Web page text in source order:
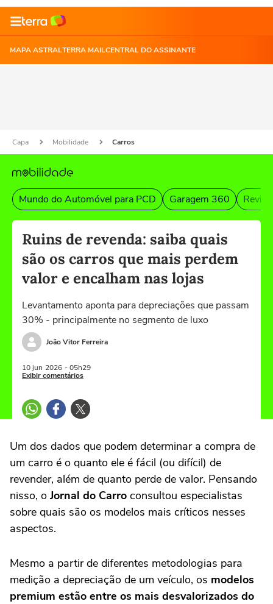
MAPA ASTRALTERRA MAILCENTRAL DO ASSINANTE
Capa Mobilidade Carros
Mundo do Automóvel para PCD Garagem 360
Ruins de revenda: saiba quais
são os carros que mais perdem
valor e encalham nas lojas
Levantamento aponta para depreciações que passam
30% - principalmente no segmento de luxo
João Vitor Ferreira
10 jun 2026 - 05h29
Exibir comentários
Um dos dados que podem determinar a compra de
um carro é o quanto ele é fácil (ou difícil) de
revender, além de quanto perde de valor. Pensando
nisso, o Jornal do Carro consultou especialistas
sobre quais são os modelos mais críticos nesses
aspectos.
Mesmo a partir de diferentes metodologias para
medição a depreciação de um veículo, os modelos
premium estão entre os mais desvalorizados do